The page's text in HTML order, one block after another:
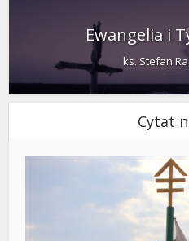
Ewangelia i
ks. Stefan
Cytat